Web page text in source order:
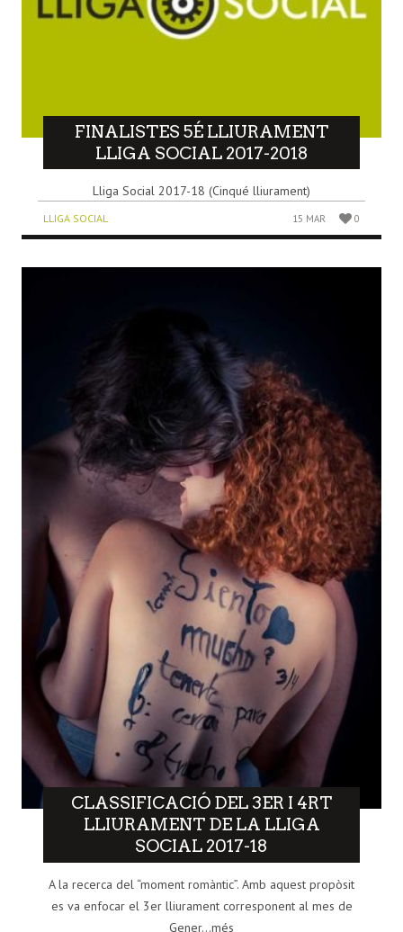
FINALISTES 5É LLIURAMENT
LLIGA SOCIAL 2017-2018
Lliga Social 2017-18 (Cinqué lliurament)
LLIGA SOCIAL 15 MAR 0
CLASSIFICACIÓ DEL 3ER I 4RT
LLIURAMENT DE LA LLIGA
SOCIAL 2017-18
A la recerca del “moment romàntic”. Amb aquest propòsit
es va enfocar el 3er lliurament corresponent al mes de
Gener...més